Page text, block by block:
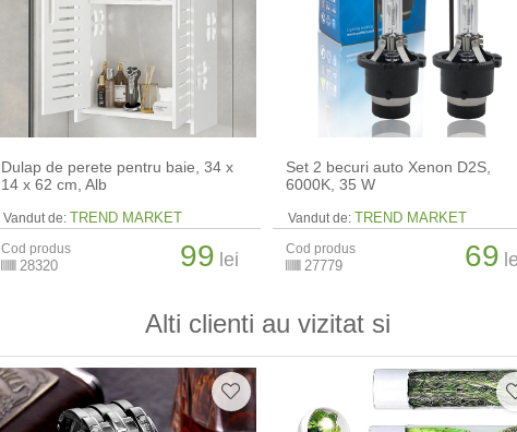
Dulap de perete pentru baie, 34 x
14 x 62 cm​, Alb
Vandut de: TREND MARKET
Cod produs
28320 99 lei
Set 2 becuri auto Xenon D2S,
6000K, 35 W
Vandut de: TREND MARKET
Cod produs
27779 69
Alti clienti au vizitat si